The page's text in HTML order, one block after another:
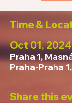
Time &
Oct 01,
Praha 1,
Praha-Praha
Share this